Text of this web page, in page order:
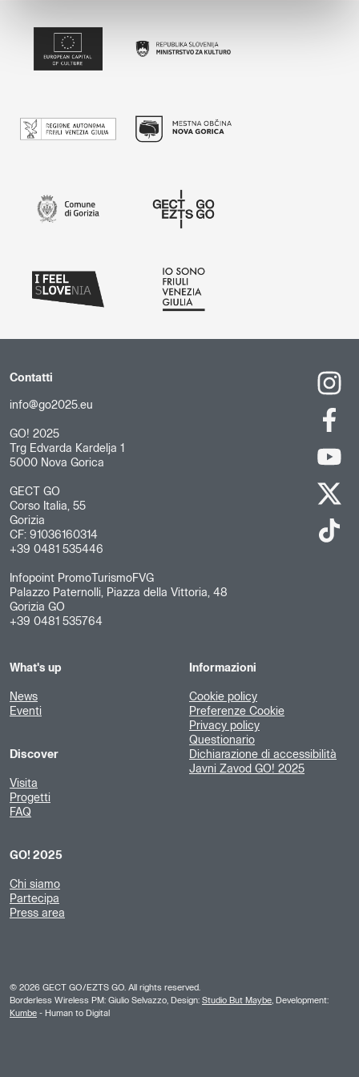
Contatti
info@go2025.eu
GO! 2025
Trg Edvarda Kardelja 1
5000 Nova Gorica
GECT GO
Corso Italia, 55
Gorizia
CF: 91036160314
+39 0481 535446
Infopoint PromoTurismoFVG
Palazzo Paternolli, Piazza della Vittoria, 48
Gorizia GO
+39 0481 535764
What's up
News
Eventi
Discover
Visita
Progetti
FAQ
GO! 2025
Chi siamo
Partecipa
Press area
Informazioni
Cookie policy
Preferenze Cookie
Privacy policy
Questionario
Dichiarazione di accessibilità
Javni Zavod GO! 2025
© 2026 GECT GO/EZTS GO. All rights reserved.
Borderless Wireless PM: Giulio Selvazzo, Design: Studio But Maybe , Development:
Kumbe - Human to Digital